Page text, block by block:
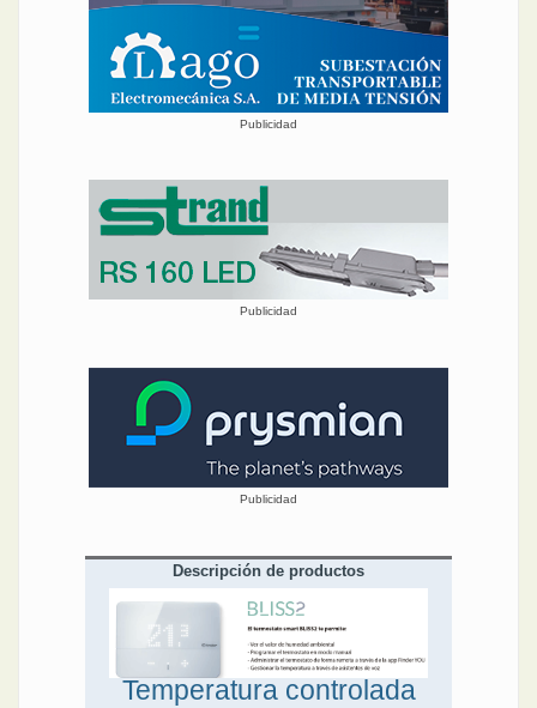
Publicidad
Publicidad
Publicidad
Descripción de productos
Temperatura controlada